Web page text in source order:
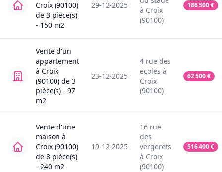
Croix (90100)
de 3 pièce(s)
- 150 m2
29-12-2025
à Croix
(90100)
186 500€
Vente d'un
appartement
à Croix
(90100) de 3
pièce(s) - 97
m2
23-12-2025
4 rue des
ecoles à
Croix
(90100)
62 500€
Vente d'une
maison à
Croix (90100)
de 8 pièce(s)
- 240 m2
19-12-2025
16 rue
des
vergerets
à Croix
(90100)
516 400€